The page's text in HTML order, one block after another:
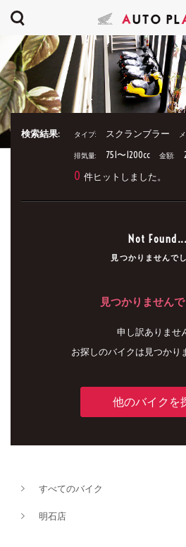
検索結果: タイプ: スクランブラー
排気量: 751〜1200cc 金額:
0 件ヒットしました。
Not Found...
見つかりませんでし
見つかりませんで
申し訳ありませ
お探しのバイクは見つかり
他のバイクを
すべてのバイク
明石店